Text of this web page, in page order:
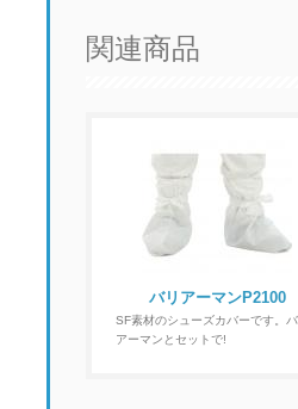
関連商品
バリアーマンP2100
SF素材のシューズカバーです。
アーマンとセットで!